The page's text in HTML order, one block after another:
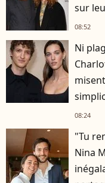
sur
08:52
Ni
08:24
"Tu
Nina